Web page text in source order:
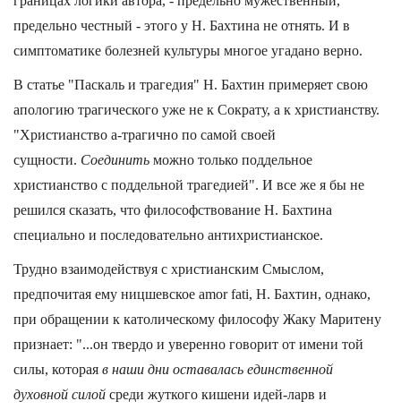
предельно честный - этого у Н. Бахтина не отнять. И в
симптоматике болезней культуры многое угадано верно.
В статье "Паскаль и трагедия" Н. Бахтин примеряет свою
апологию трагического уже не к Сократу, а к христианству.
"Христианство а-трагично по самой своей
сущности. Соединить можно только поддельное
христианство с поддельной трагедией". И все же я бы не
решился сказать, что философствование Н. Бахтина
специально и последовательно антихристианское.
Трудно взаимодействуя с христианским Смыслом,
предпочитая ему ницшевское amor fati, Н. Бахтин, однако,
при обращении к католическому философу Жаку Маритену
признает: "...он твердо и уверенно говорит от имени той
силы, которая в наши дни оставалась единственной
духовной силой среди жуткого кишени идей-ларв и